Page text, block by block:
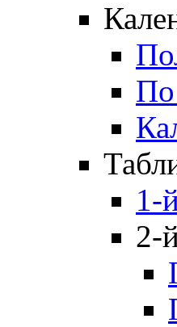
По
1-
2-